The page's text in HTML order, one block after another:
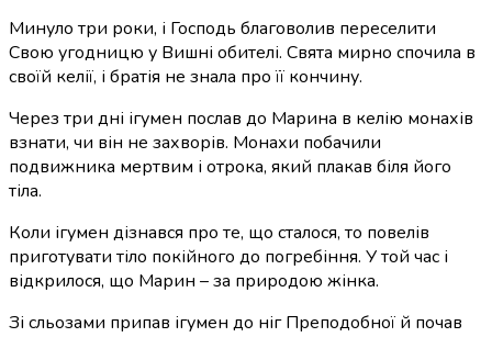
Минуло три роки, і Господь благоволив переселити
Свою угодницю у Вишні обителі. Свята мирно спочила в
своїй келії, і братія не знала про її кончину.
Через три дні ігумен послав до Марина в келію монахів
взнати, чи він не захворів. Монахи побачили
подвижника мертвим і отрока, який плакав біля його
тіла.
Коли ігумен дізнався про те, що сталося, то повелів
приготувати тіло покійного до погребіння. У той час і
відкрилося, що Марин – за природою жінка.
Зі сльозами припав ігумен до ніг Преподобної й почав